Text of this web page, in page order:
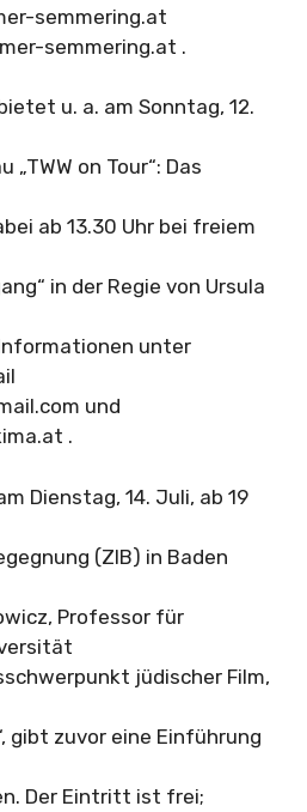
semmering.at
semmering.at .
u. a. am Sonntag, 12.
on Tour“: Das
ab 13.30 Uhr bei freiem
in der Regie von Ursula
unter
und
.
Dienstag, 14. Juli, ab 19
(ZIB) in Baden
Professor für
jüdischer Film,
gibt zuvor eine Einführung
Der Eintritt ist frei;